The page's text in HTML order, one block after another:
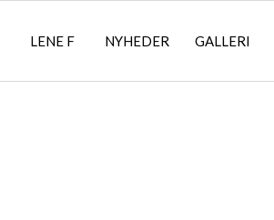
LENE F NYHEDER GALLERI